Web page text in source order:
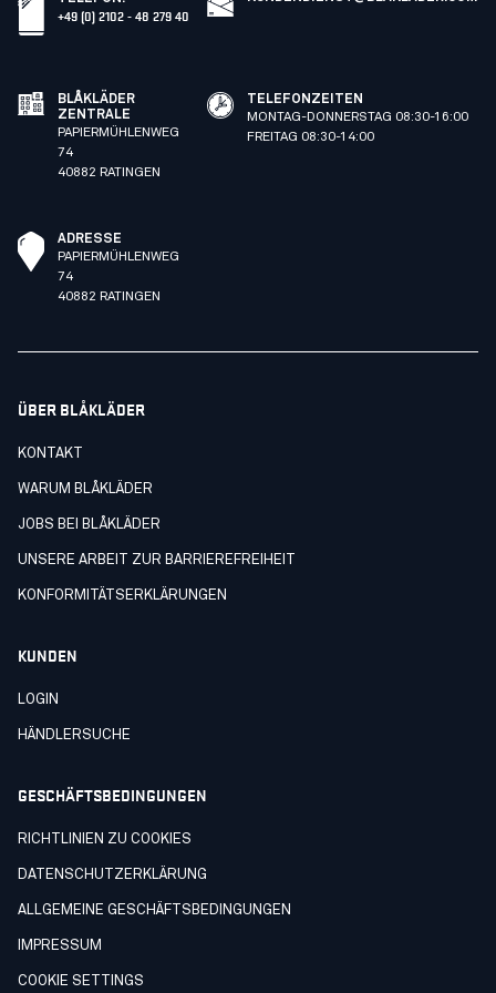
+49 (0) 2102 - 48 279 40
BLÅKLÄDER
ZENTRALE
PAPIERMÜHLENWEG
74
40882 RATINGEN
TELEFONZEITEN
MONTAG-DONNERSTAG 08:30-16:00
FREITAG 08:30-14:00
ADRESSE
PAPIERMÜHLENWEG
74
40882 RATINGEN
ÜBER BLÅKLÄDER
KONTAKT
WARUM BLÅKLÄDER
JOBS BEI BLÅKLÄDER
UNSERE ARBEIT ZUR BARRIEREFREIHEIT
KONFORMITÄTSERKLÄRUNGEN
KUNDEN
LOGIN
HÄNDLERSUCHE
GESCHÄFTSBEDINGUNGEN
RICHTLINIEN ZU COOKIES
DATENSCHUTZERKLÄRUNG
ALLGEMEINE GESCHÄFTSBEDINGUNGEN
IMPRESSUM
COOKIE SETTINGS